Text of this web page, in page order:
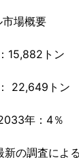
市場概要
15,882トン
22,649トン
年：4％
の調査によ